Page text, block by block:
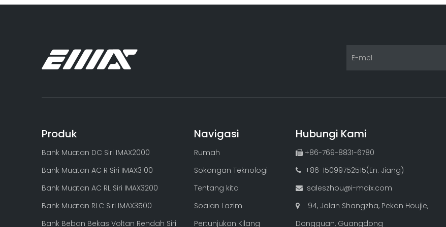
Produk
Bank Muatan DC Siri IMAX2000
Bank Muatan AC R Siri IMAX3100
Bank Muatan AC RL Siri IMAX3200
Bank Muatan RLC Siri IMAX3500
Bank Beban Bekas Voltan Rendah Siri
Navigasi
Rumah
Sokongan Teknologi
Tentang kita
Soalan Lazim
Pertunjukan Kilang
Hubungi Kami
 +86-769-8831-6780
 +86-15099752515(En. Jiang)
 saleszhou@i-maix.com

94, Jalan Shangzha, Pekan Houjie,
Dongguan, Guangdong